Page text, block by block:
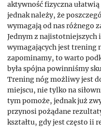
aktywność fizyczna
jednak należy, że
wymagają od nas różnego
Jednym z najistotniejszych
wymagających jest trening
zapominamy, to warto
była spójna powinniśmy
Trening nóg możliwy jest
miejscu, nie tylko na
tym pomoże, jednak już
przynosi pożądane
kształtu, gdy jest często ii